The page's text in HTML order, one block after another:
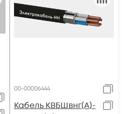
00-00006444
Кабель КВБШвнг(А)-